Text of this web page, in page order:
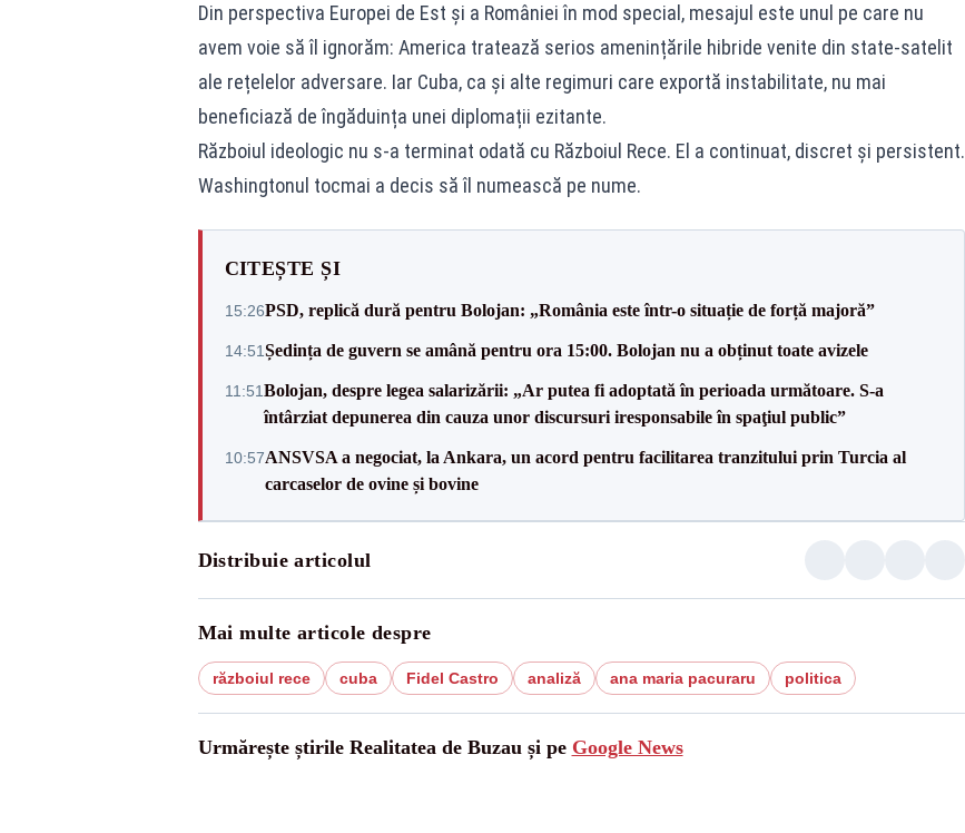
Din perspectiva Europei de Est și a României în mod special, mesajul este unul pe care nu
avem voie să îl ignorăm: America tratează serios amenințările hibride venite din state-satelit
ale rețelelor adversare. Iar Cuba, ca și alte regimuri care exportă instabilitate, nu mai
beneficiază de îngăduința unei diplomații ezitante.
Războiul ideologic nu s-a terminat odată cu Războiul Rece. El a continuat, discret și persistent.
Washingtonul tocmai a decis să îl numească pe nume.
CITEȘTE ȘI
15:26PSD, replică dură pentru Bolojan: „România este într-o situație de forță majoră”
14:51Ședința de guvern se amână pentru ora 15:00. Bolojan nu a obținut toate avizele
11:51Bolojan, despre legea salarizării: „Ar putea fi adoptată în perioada următoare. S-a
întârziat depunerea din cauza unor discursuri iresponsabile în spaţiul public”
10:57ANSVSA a negociat, la Ankara, un acord pentru facilitarea tranzitului prin Turcia al
carcaselor de ovine și bovine
Distribuie articolul
Mai multe articole despre
războiul rece cuba Fidel Castro analiză ana maria pacuraru politica
Urmărește știrile Realitatea de Buzau și pe Google News